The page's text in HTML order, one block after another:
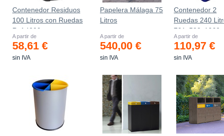
Contenedor Residuos
100 Litros con Ruedas
Ref.4200
A partir de
58,61 €
sin IVA
Papelera Málaga 75
Litros
A partir de
540,00 €
sin IVA
Contenedor 2
Ruedas 240
A partir de
110,97 €
sin IVA